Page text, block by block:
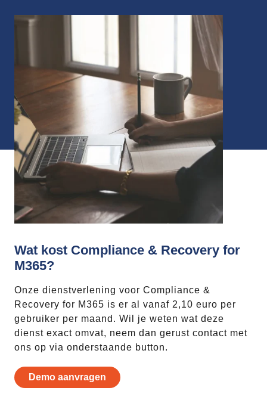
Wat kost Compliance & Recovery for
M365?
Onze dienstverlening voor Compliance &
Recovery for M365 is er al vanaf 2,10 euro per
gebruiker per maand. Wil je weten wat deze
dienst exact omvat, neem dan gerust contact met
ons op via onderstaande button.
Demo aanvragen